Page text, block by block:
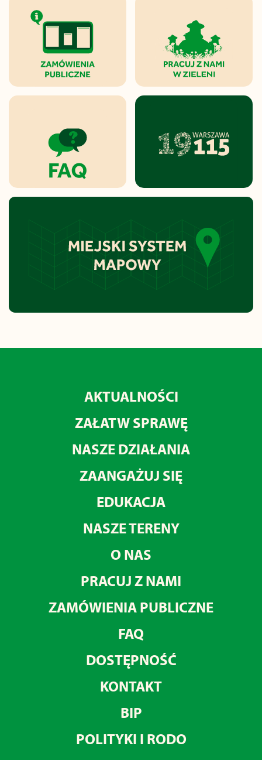
AKTUALNOŚCI
ZAŁATW SPRAWĘ
NASZE DZIAŁANIA
ZAANGAŻUJ SIĘ
EDUKACJA
NASZE TERENY
O NAS
PRACUJ Z NAMI
ZAMÓWIENIA PUBLICZNE
FAQ
DOSTĘPNOŚĆ
KONTAKT
BIP
POLITYKI I RODO